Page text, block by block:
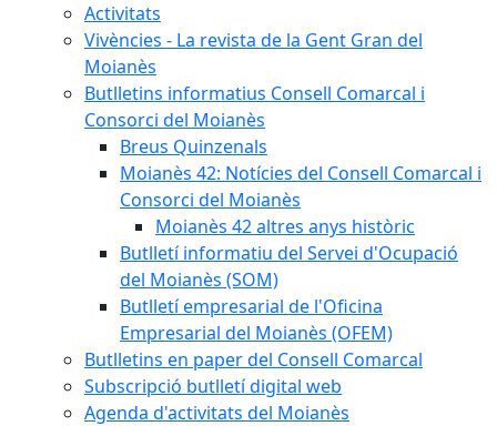
Activitats
Vivències - La revista de la Gent Gran del
Moianès
Butlletins informatius Consell Comarcal i
Consorci del Moianès
Breus Quinzenals
Moianès 42: Notícies del Consell Comarcal i
Consorci del Moianès
Moianès 42 altres anys històric
Butlletí informatiu del Servei d'Ocupació
del Moianès (SOM)
Butlletí empresarial de l'Oficina
Empresarial del Moianès (OFEM)
Butlletins en paper del Consell Comarcal
Subscripció butlletí digital web
Agenda d'activitats del Moianès